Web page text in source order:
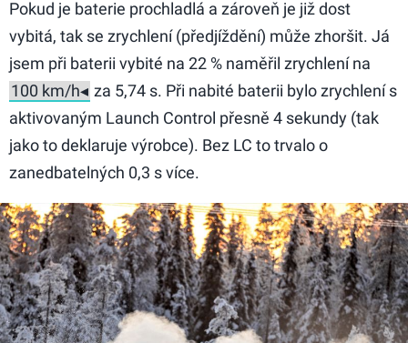
Pokud je baterie prochladlá a zároveň je již dost
vybitá, tak se zrychlení (předjíždění) může zhoršit. Já
jsem při baterii vybité na 22 % naměřil zrychlení na
za 5,74 s. Při nabité baterii bylo zrychlení s
aktivovaným Launch Control přesně 4 sekundy (tak
jako to deklaruje výrobce). Bez LC to trvalo o
zanedbatelných 0,3 s více.